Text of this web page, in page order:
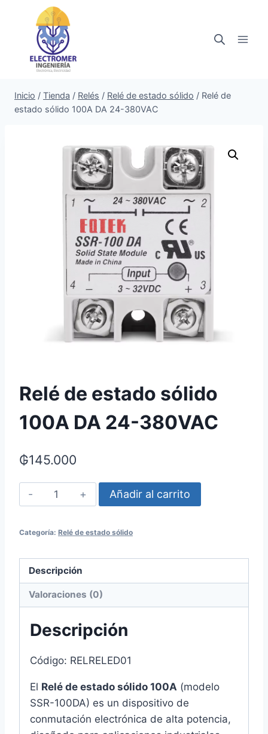
contenido
Inicio / Tienda / Relés / Relé de estado sólido / Relé de
estado sólido 100A DA 24-380VAC
Relé de estado sólido
100A DA 24-380VAC
₲145.000
Relé
de
sólido
DA
24-
Añadir al carrito
Categoría: Relé de estado sólido
Descripción
Valoraciones (0)
Descripción
Código: RELRELED01
El Relé de estado sólido 100A (modelo
SSR-100DA) es un dispositivo de
conmutación electrónica de alta potencia,